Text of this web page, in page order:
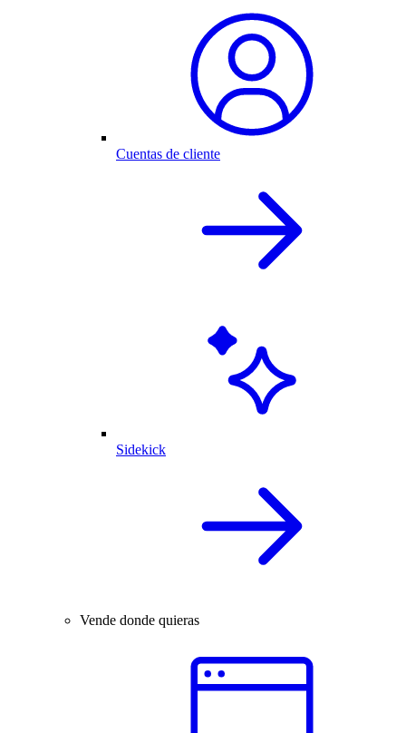
Cuentas de cliente
Sidekick
Vende donde quieras